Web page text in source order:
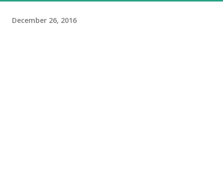
December 26, 2016